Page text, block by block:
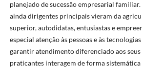
planejado de sucessão empresarial
ainda dirigentes principais vieram da
superior, autodidatas, entusiastas e
especial atenção às pessoas e às
garantir atendimento diferenciado aos seus
praticantes interagem de forma sistemática